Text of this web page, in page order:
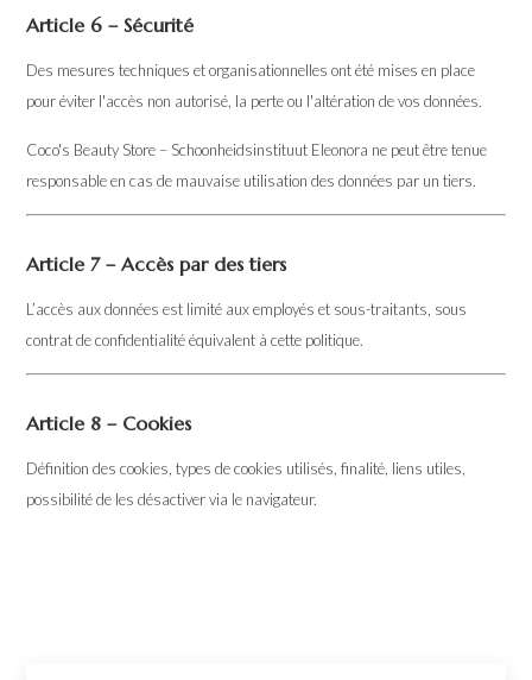
Article 6 – Sécurité
Des mesures techniques et organisationnelles ont été mises en place
pour éviter l'accès non autorisé, la perte ou l'altération de vos données.
Coco's Beauty Store – Schoonheidsinstituut Eleonora ne peut être tenue
responsable en cas de mauvaise utilisation des données par un tiers.
Article 7 – Accès par des tiers
L’accès aux données est limité aux employés et sous-traitants, sous
contrat de confidentialité équivalent à cette politique.
Article 8 – Cookies
Définition des cookies, types de cookies utilisés, finalité, liens utiles,
possibilité de les désactiver via le navigateur.